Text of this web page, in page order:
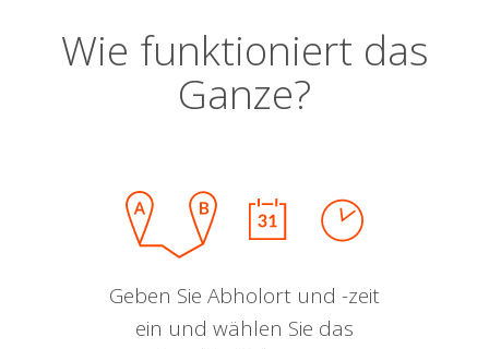
Wie funktioniert das
Ganze?
Geben Sie Abholort und -zeit
ein und wählen Sie das